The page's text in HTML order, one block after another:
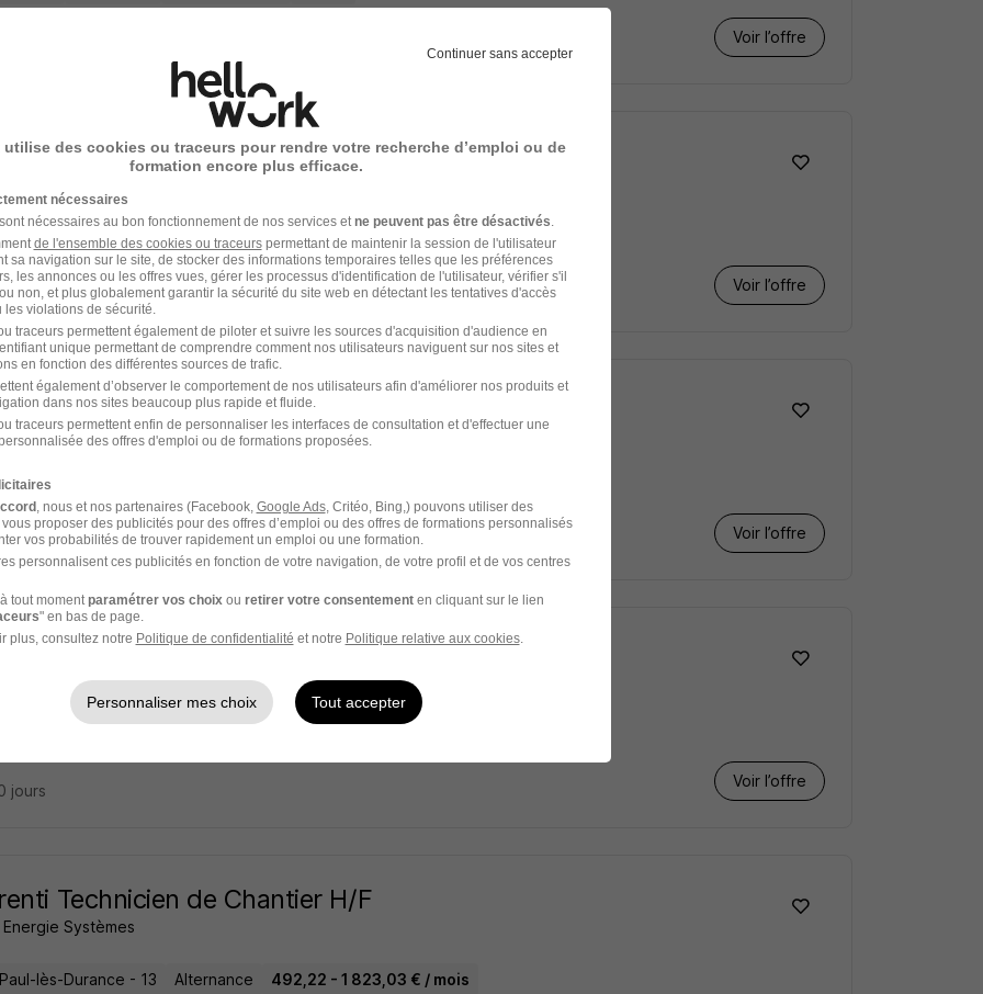
Voir l’offre
- Technicien de Chantier Essai H/F
- 59 Alternance 492,22 - 1 823,03 € / mois
Voir l’offre
Déconstruction H/F
- 69
Voir l’offre
TP H/F
Depart Batiment Travaux Publics
Voir l’offre
jours
Technicien de Chantier H/F
Systèmes
lès-Durance - 13 Alternance 492,22 - 1 823,03 € / mois
Continuer sans accepter
utilise des cookies ou traceurs pour rendre votre recherche d’emploi ou de
formation encore plus efficace.
nécessaires
nécessaires au bon fonctionnement de nos services et ne peuvent pas être désactivés
de l'ensemble des cookies ou traceurspermettant de maintenir la session de l'utilisateur
sa navigation sur le site, de stocker des informations temporaires telles que les préférences
les annonces ou les offres vues, gérer les processus d'identification de l'utilisateur, vérifier s'il
non, et plus globalement garantir la sécurité du site web en détectant les tentatives d'accès
violations de sécurité.
traceurs permettent également de piloter et suivre les sources d'acquisition d'audience en
unique permettant de comprendre comment nos utilisateurs naviguent sur nos sites et
en fonction des différentes sources de trafic.
également d’observer le comportement de nos utilisateurs afin d'améliorer nos produits et
dans nos sites beaucoup plus rapide et fluide.
traceurs permettent enfin de personnaliser les interfaces de consultation et d'effectuer une
des offres d'emploi ou de formations proposées.
, nous et nos partenaires (Facebook, Google Ads, Critéo, Bing,) pouvons utiliser des
proposer des publicités pour des offres d’emploi ou des offres de formations personnalisés
vos probabilités de trouver rapidement un emploi ou une formation.
personnalisent ces publicités en fonction de votre navigation, de votre profil et de vos centres
tout moment paramétrer vos choix ou retirer votre consentementen cliquant sur le lien
" en bas de page.
plus, consultez notre Politique de confidentialité et notre Politique relative aux cookies.
Personnaliser mes choix Tout accepter